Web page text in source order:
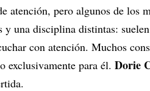
atención, pero algunos de los
una disciplina distintas:
con atención. Muchos
exclusivamente para él. Dorie